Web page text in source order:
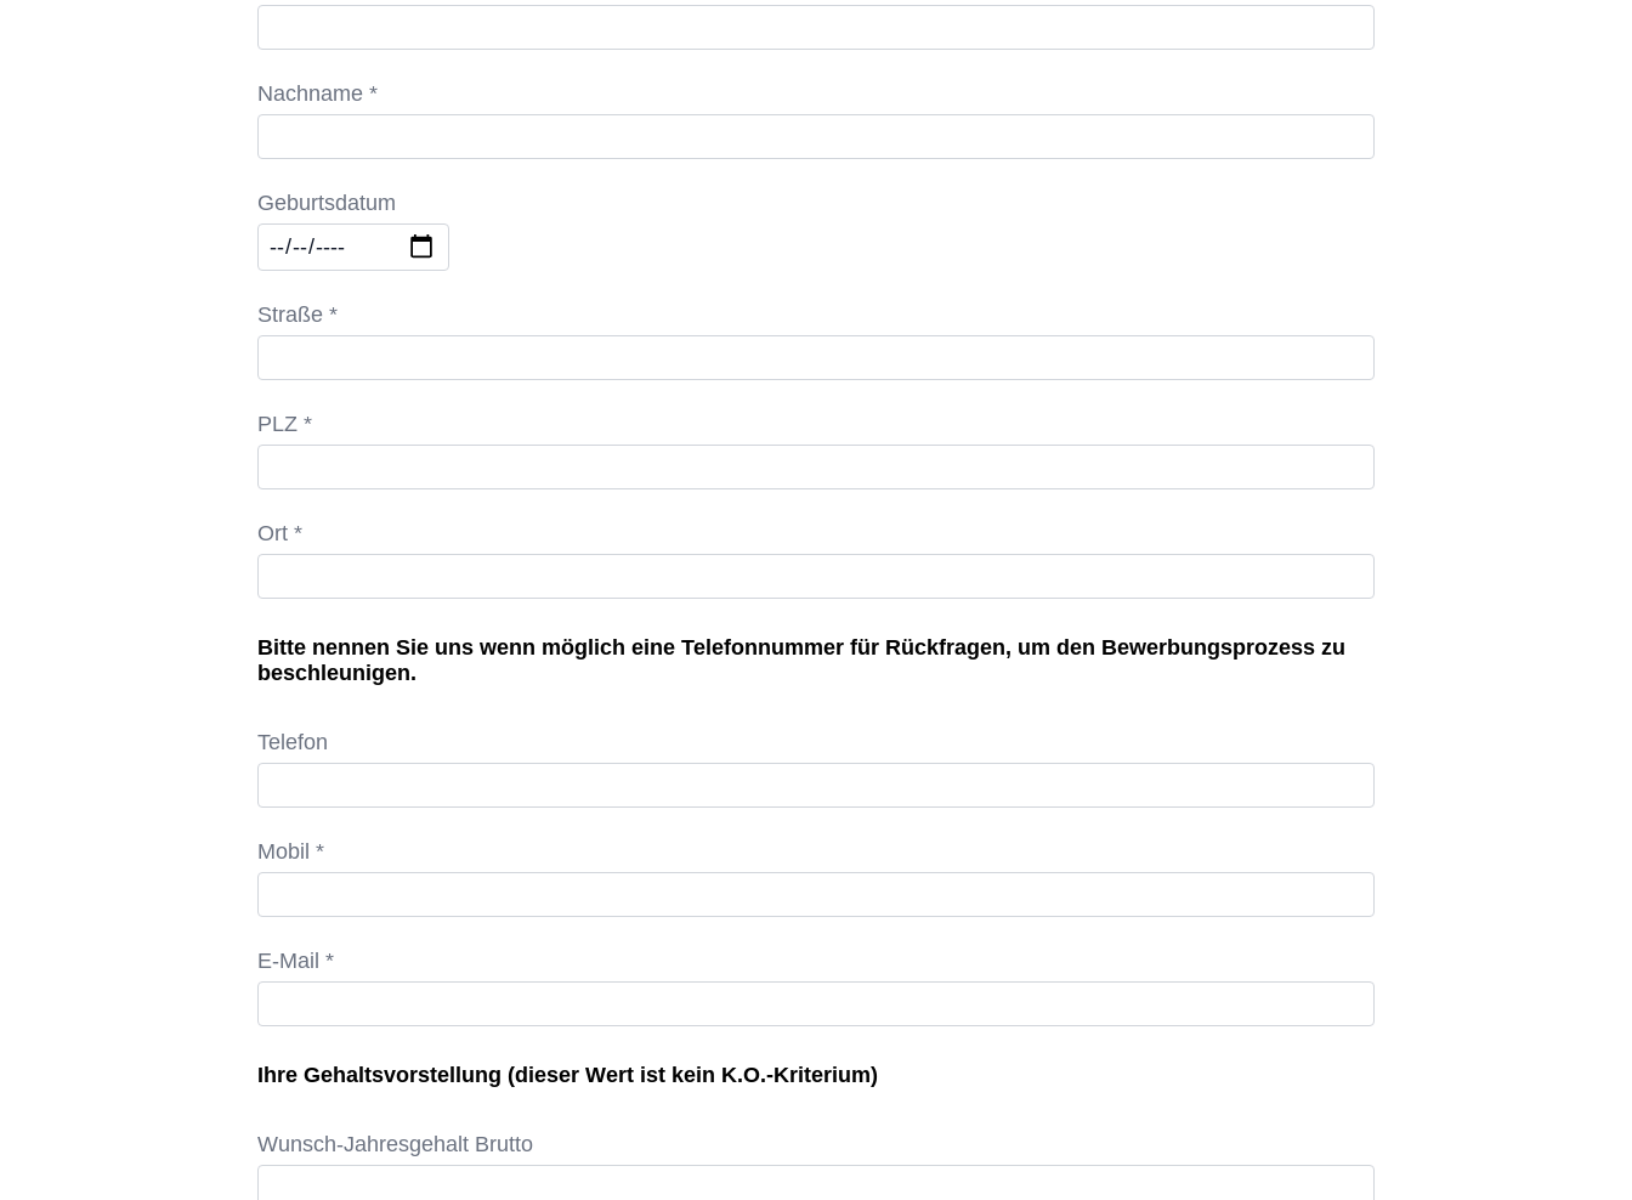
Nachname *
Geburtsdatum
Straße *
PLZ *
Ort *
Bitte nennen Sie uns wenn möglich eine Telefonnummer für Rückfragen, um den Bewerbungsprozess zu
beschleunigen.
Telefon
Mobil *
E-Mail *
Ihre Gehaltsvorstellung (dieser Wert ist kein K.O.-Kriterium)
Wunsch-Jahresgehalt Brutto